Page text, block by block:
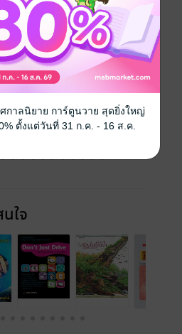
50 บาท
ดูทั้งหมด
ใจ
ศกาลนิยาย การ์ตูนวาย สุดยิ่งใหญ่
ตั้งแต่วันที่ 31 ก.ค. - 16 ส.ค.